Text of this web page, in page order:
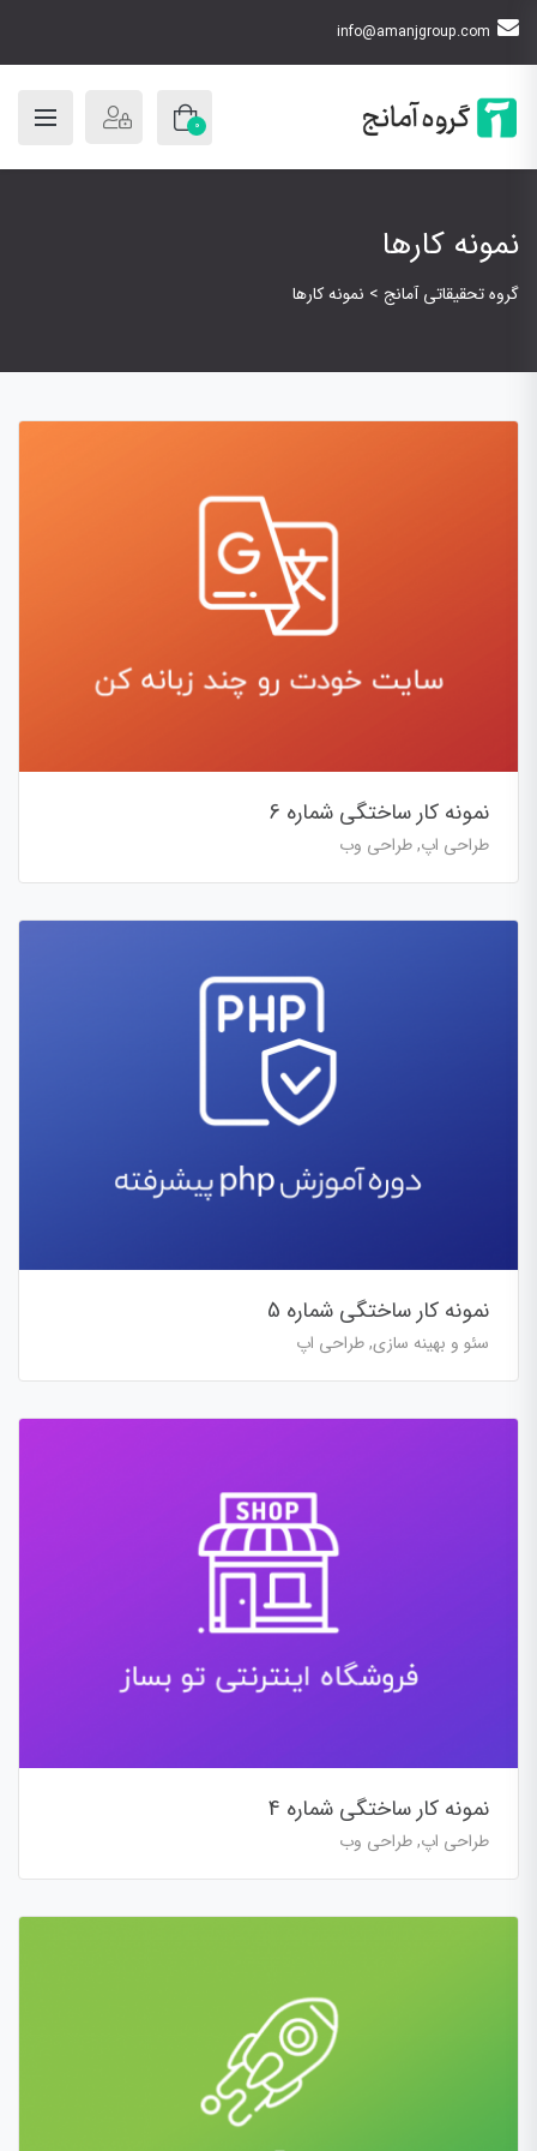
info@amanjgroup.com
0
نمونه کارها
گروه تحقیقاتی آمانج > نمونه کارها
نمونه کار ساختگی شماره 6
طراحی اپ, طراحی وب
نمونه کار ساختگی شماره 5
سئو و بهینه سازی, طراحی اپ
نمونه کار ساختگی شماره 4
طراحی اپ, طراحی وب